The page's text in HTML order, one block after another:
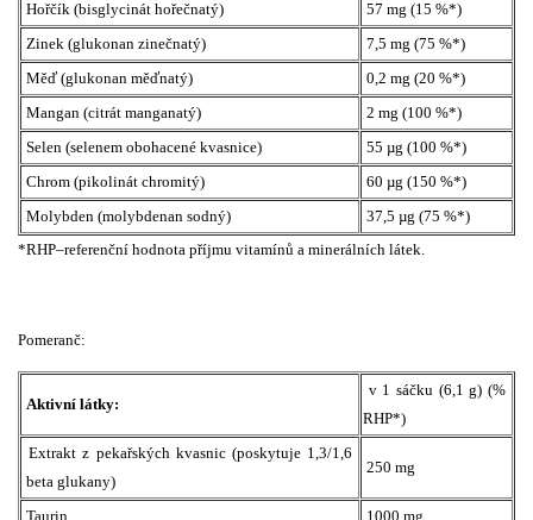
Hořčík (bisglycinát hořečnatý)
57 mg (15 %*)
Zinek (glukonan zinečnatý)
7,5 mg (75 %*)
Měď (glukonan měďnatý)
0,2 mg (20 %*)
Mangan (citrát manganatý)
2 mg (100 %*)
Selen (selenem obohacené kvasnice)
55 µg (100 %*)
Chrom (pikolinát chromitý)
60 µg (150 %*)
Molybden (molybdenan sodný)
37,5 µg (75 %*)
*RHP–referenční hodnota příjmu vitamínů a minerálních látek.
Pomeranč:
Aktivní látky:
v 1 sáčku (6,1 g) (%
RHP*)
Extrakt z pekařských kvasnic (poskytuje 1,3/1,6
beta glukany)
250 mg
Taurin 1000 mg